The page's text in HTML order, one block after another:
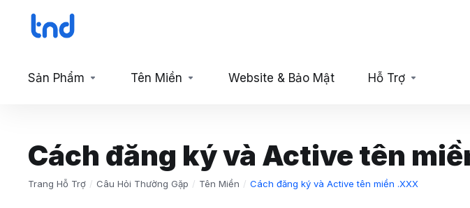
Sản Phẩm Tên Miền Website & Bảo Mật Hỗ Trợ
Cách đăng ký và Active tên
Trang Hỗ Trợ Câu Hỏi Thường Gặp Tên Miền Cách đăng ký và Active tên miền .XXX